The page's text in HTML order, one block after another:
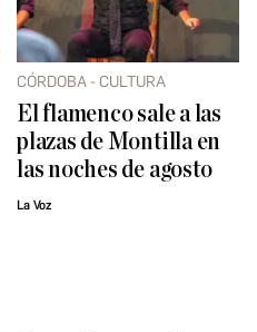
CÓRDOBA - CULTURA
El flamenco sale a las
plazas de Montilla en
las noches de agosto
La Voz